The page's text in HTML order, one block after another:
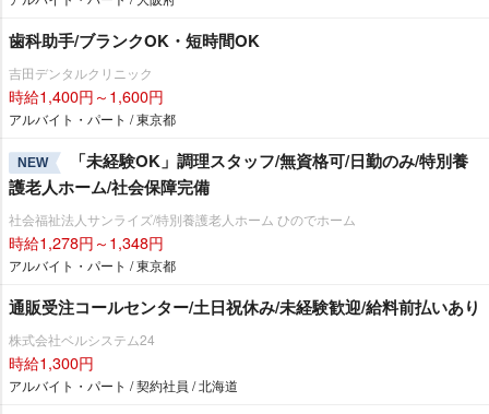
歯科助手/ブランクOK・短時間OK
吉田デンタルクリニック
時給1,400円～1,600円
アルバイト・パート / 東京都
NEW
「未経験OK」調理スタッフ/無資格可/日勤のみ/特別養
護老人ホーム/社会保障完備
社会福祉法人サンライズ/特別養護老人ホーム ひのでホーム
時給1,278円～1,348円
アルバイト・パート / 東京都
通販受注コールセンター/土日祝休み/未経験歓迎/給料前払いあり
株式会社ベルシステム24
時給1,300円
アルバイト・パート / 契約社員 / 北海道